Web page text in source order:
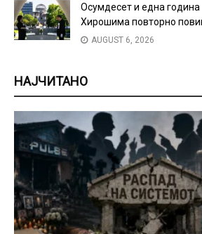
Осумдесет и една
Хирошима повторно
AUGUST 6, 2026
НАЈЧИТАНО